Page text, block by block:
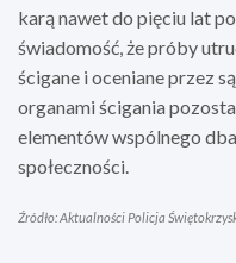
karą nawet do pięciu lat
świadomość, że próby
ścigane i oceniane przez
organami ścigania
elementów wspólnego
społeczności.
Źródło: Aktualności Policja